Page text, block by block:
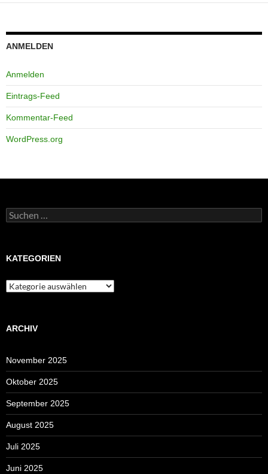
ANMELDEN
Anmelden
Eintrags-Feed
Kommentar-Feed
WordPress.org
Suchen
nach:
KATEGORIEN
Kategorien
ARCHIV
November 2025
Oktober 2025
September 2025
August 2025
Juli 2025
Juni 2025